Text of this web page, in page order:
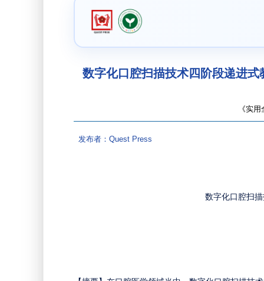
数字化口腔扫描技术四阶段递进
《实
发布者：Quest Press
数字化口腔扫